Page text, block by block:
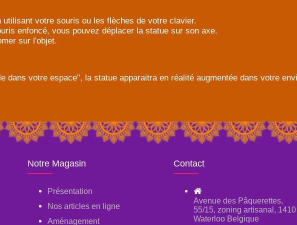
votre souris ou les flèches de votre clavier.
enfoncé, vous pouvez déplacer la statue sur son axe.
sur l'objet.
dans votre espace", la statue apparaitra en réalité augmentée dans votre
Notre Magasin
Présentation
Nos articles en ligne
Aménagement
Contact
Avenue des Pâquerettes,
55/15, zoning artisanal, 1410
Waterloo Belgique